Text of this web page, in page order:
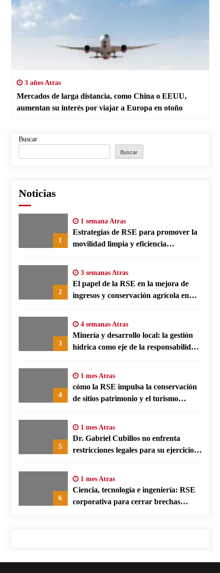
3 años Atras
Mercados de larga distancia, como China o EEUU,
aumentan su interés por viajar a Europa en otoño
Buscar
Buscar
Noticias
1
1 semana Atras
Estrategias de RSE para promover la
movilidad limpia y eficiencia
2
3 semanas Atras
El papel de la RSE en la mejora de
ingresos y conservación agrícola en
3
4 semanas Atras
Minería y desarrollo local: la gestión
hídrica como eje de la responsabilidad
4
1 mes Atras
cómo la RSE impulsa la conservación
de sitios patrimonio y el turismo
5
1 mes Atras
Dr. Gabriel Cubillos no enfrenta
restricciones legales para su ejercicio,
6
1 mes Atras
Ciencia, tecnología e ingeniería: RSE
corporativa para cerrar brechas